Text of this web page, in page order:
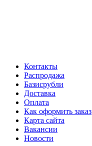
Контакты
Распродажа
Базисрубли
Доставка
Оплата
Как оформить заказ
Карта сайта
Вакансии
Новости